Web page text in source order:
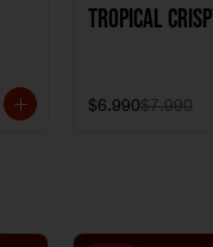
Tropical
$6.990$7.990